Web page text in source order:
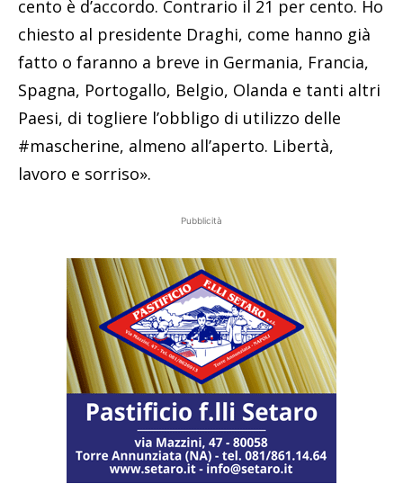
cento è d’accordo. Contrario il 21 per cento. Ho
chiesto al presidente Draghi, come hanno già
fatto o faranno a breve in Germania, Francia,
Spagna, Portogallo, Belgio, Olanda e tanti altri
Paesi, di togliere l’obbligo di utilizzo delle
#mascherine, almeno all’aperto. Libertà,
lavoro e sorriso».
Pubblicità